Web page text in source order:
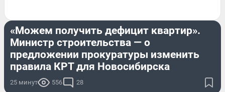
«Можем получить дефицит квартир».
Министр строительства — о
предложении прокуратуры изменить
правила КРТ для Новосибирска
25 минут 556 28